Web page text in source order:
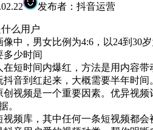
发布者：抖音运营
么用户
中，男女比例为4:6，以24到30
多少时间
短时间内爆红，方法是用内容
音到红起来，大概需要半年时间
创视频是一个重要因素。优异视
。
频库，其中任何一条短视频都